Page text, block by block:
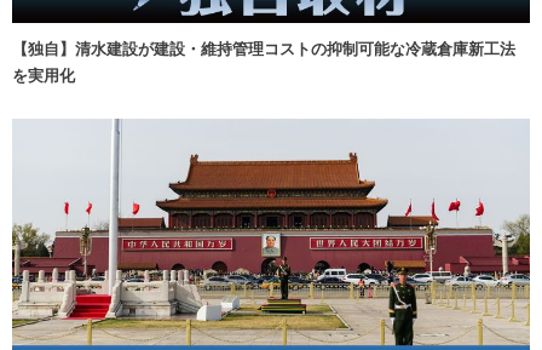
【独自】清水建設が建設・維持管理コストの抑制可能な冷蔵倉庫新工法
を実用化